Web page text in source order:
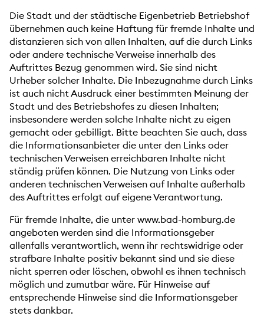
Die Stadt und der städtische Eigenbetrieb Betriebshof
übernehmen auch keine Haftung für fremde Inhalte und
distanzieren sich von allen Inhalten, auf die durch Links
oder andere technische Verweise innerhalb des
Auftrittes Bezug genommen wird. Sie sind nicht
Urheber solcher Inhalte. Die Inbezugnahme durch Links
ist auch nicht Ausdruck einer bestimmten Meinung der
Stadt und des Betriebshofes zu diesen Inhalten;
insbesondere werden solche Inhalte nicht zu eigen
gemacht oder gebilligt. Bitte beachten Sie auch, dass
die Informationsanbieter die unter den Links oder
technischen Verweisen erreichbaren Inhalte nicht
ständig prüfen können. Die Nutzung von Links oder
anderen technischen Verweisen auf Inhalte außerhalb
des Auftrittes erfolgt auf eigene Verantwortung.
Für fremde Inhalte, die unter www.bad-homburg.de
angeboten werden sind die Informationsgeber
allenfalls verantwortlich, wenn ihr rechtswidrige oder
strafbare Inhalte positiv bekannt sind und sie diese
nicht sperren oder löschen, obwohl es ihnen technisch
möglich und zumutbar wäre. Für Hinweise auf
entsprechende Hinweise sind die Informationsgeber
stets dankbar.